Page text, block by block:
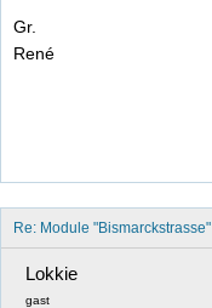
Gr.
René
Re: Module "Bismarckstrasse"
Lokkie
gast